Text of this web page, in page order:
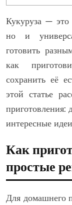
Кукуруза — это
но и
готовить
как
сохранить её
этой статье
приготовления:
интересные
Как
простые
Для домашнего